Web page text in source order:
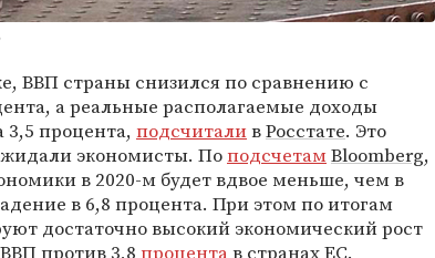
ВВП страны снизился по сравнению с
а реальные располагаемые доходы
процента, подсчиталивРосстате. Это
экономисты. ПоподсчетамBloomberg,
в 2020-м будет вдвое меньше, чем в
в 6,8 процента. При этом по итогам
достаточно высокий экономический рост